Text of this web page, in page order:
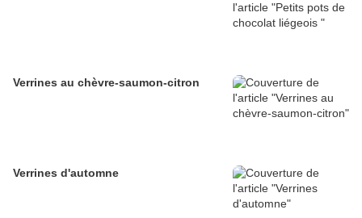
Verrines au chèvre-saumon-citron
Verrines d'automne